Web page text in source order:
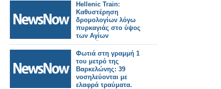
Hellenic Train:
Καθυστέρηση
δρομολογίων λόγω
πυρκαγιάς στο ύψος
των Αγίων
Αναργύρων.
Φωτιά στη γραμμή 1
του μετρό της
Βαρκελώνης: 39
νοσηλεύονται με
ελαφρά τραύματα.